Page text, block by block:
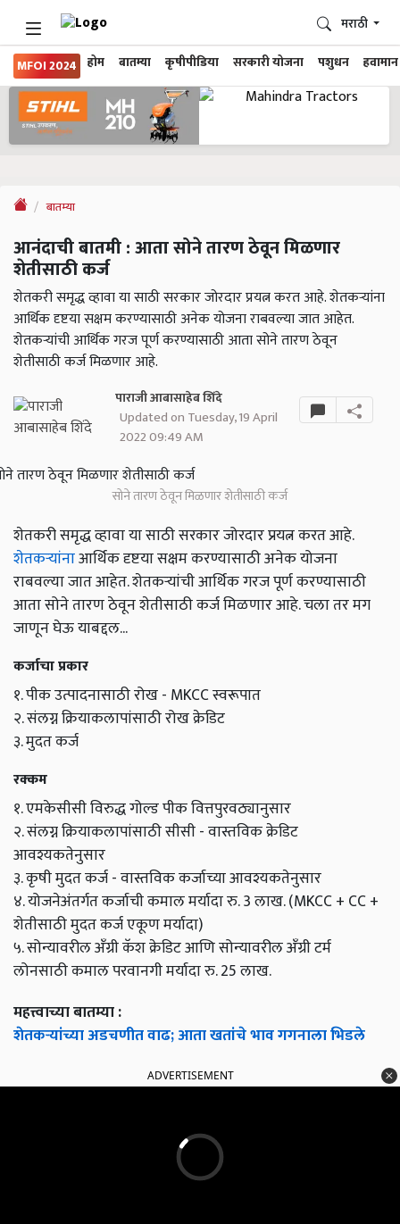
MFOI 2024 होम बातम्या कृषीपीडिया सरकारी योजना पशुधन हवामान
मराठी
बातम्या
आनंदाची बातमी : आता सोने तारण ठेवून मिळणार
शेतीसाठी कर्ज
शेतकरी समृद्ध व्हावा या साठी सरकार जोरदार प्रयत्न करत आहे. शेतकऱ्यांना
आर्थिक दृष्टया सक्षम करण्यासाठी अनेक योजना राबवल्या जात आहेत.
शेतकऱ्यांची आर्थिक गरज पूर्ण करण्यासाठी आता सोने तारण ठेवून
शेतीसाठी कर्ज मिळणार आहे.
पाराजी आबासाहेब शिंदे
Updated on Tuesday, 19 April
2022 09:49 AM
सोने तारण ठेवून मिळणार शेतीसाठी कर्ज
शेतकरी समृद्ध व्हावा या साठी सरकार जोरदार प्रयत्न करत आहे.
शेतकऱ्यांनाआर्थिक दृष्टया सक्षम करण्यासाठी अनेक योजना
राबवल्या जात आहेत. शेतकऱ्यांची आर्थिक गरज पूर्ण करण्यासाठी
आता सोने तारण ठेवून शेतीसाठी कर्ज मिळणार आहे. चला तर मग
जाणून घेऊ याबद्दल...
कर्जाचा प्रकार
१. पीक उत्पादनासाठी रोख - MKCC स्वरूपात
२. संलग्न क्रियाकलापांसाठी रोख क्रेडिट
३. मुदत कर्ज
रक्कम
१. एमकेसीसी विरुद्ध गोल्ड पीक वित्तपुरवठ्यानुसार
२. संलग्न क्रियाकलापांसाठी सीसी - वास्तविक क्रेडिट
आवश्यकतेनुसार
३. कृषी मुदत कर्ज - वास्तविक कर्जाच्या आवश्यकतेनुसार
४. योजनेअंतर्गत कर्जाची कमाल मर्यादा रु. 3 लाख. (MKCC + CC +
शेतीसाठी मुदत कर्ज एकूण मर्यादा)
५. सोन्यावरील अँग्री कॅश क्रेडिट आणि सोन्यावरील अँग्री टर्म
लोनसाठी कमाल परवानगी मर्यादा रु. 25 लाख.
महत्त्वाच्या बातम्या :
शेतकऱ्यांच्या अडचणीत वाढ; आता खतांचे भाव गगनाला भिडले
ADVERTISEMENT